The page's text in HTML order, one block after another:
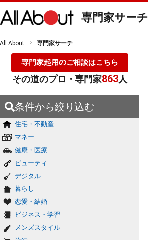
専門家サーチ
All About 専門家サーチ
専門家起用のご相談はこちら
その道のプロ・専門家863人
条件から絞り込む
住宅・不動産
マネー
健康・医療
ビューティ
デジタル
暮らし
恋愛・結婚
ビジネス・学習
メンズスタイル